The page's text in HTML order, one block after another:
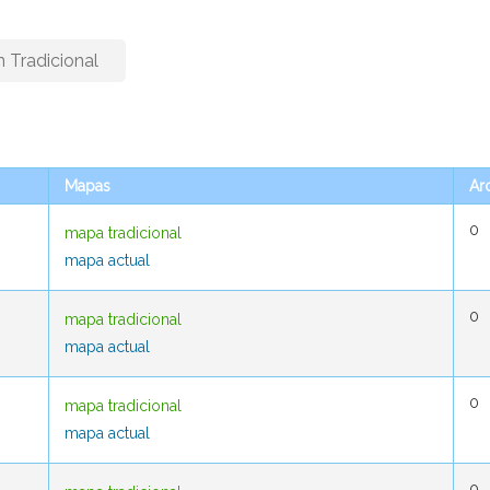
Tradicional
Mapas
mapa tradicional
mapa actual
0
mapa tradicional
mapa actual
0
mapa tradicional
mapa actual
0
Mapas
mapa tradicional
mapa actual
0
mapa tradicional
mapa actual
0
mapa tradicional
mapa actual
0